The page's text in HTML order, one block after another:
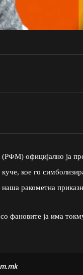
официјално ја
кое го
наша ракометна
фановите ја има